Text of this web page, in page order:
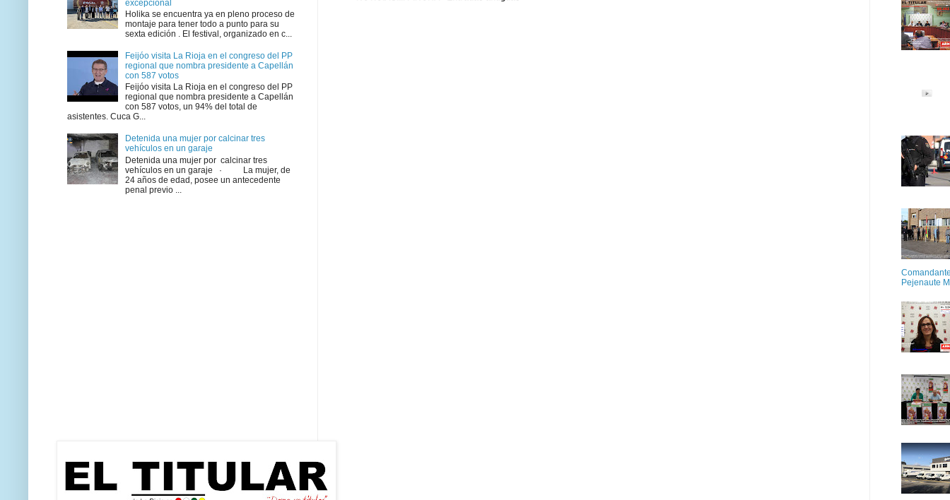
excepcional
Holika se encuentra ya en pleno proceso de
montaje para tener todo a punto para su
sexta edición . El festival, organizado en c...
Feijóo visita La Rioja en el congreso del PP
regional que nombra presidente a Capellán
con 587 votos
Feijóo visita La Rioja en el congreso del PP
regional que nombra presidente a Capellán
con 587 votos, un 94% del total de
asistentes. Cuca G...
Detenida una mujer por calcinar tres
vehículos en un garaje
Detenida una mujer por calcinar tres
vehículos en un garaje · La mujer, de
24 años de edad, posee un antecedente
penal previo ...
Pejenaute